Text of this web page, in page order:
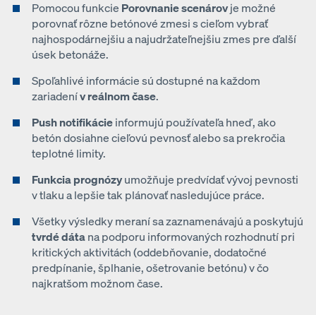
Pomocou funkcie Porovnanie scenárovje možné
porovnať rôzne betónové zmesi s cieľom vybrať
najhospodárnejšiu a najudržateľnejšiu zmes pre ďalší
úsek betonáže.
Spoľahlivé informácie sú dostupné na každom
zariadenív reálnom čase.
Push notifikácieinformujú používateľa hneď, ako
betón dosiahne cieľovú pevnosť alebo sa prekročia
teplotné limity.
Funkcia prognózyumožňuje predvídať vývoj pevnosti
v tlaku a lepšie tak plánovať nasledujúce práce.
Všetky výsledky meraní sa zaznamenávajú a poskytujú
tvrdé dátana podporu informovaných rozhodnutí pri
kritických aktivitách (oddebňovanie, dodatočné
predpínanie, šplhanie, ošetrovanie betónu) v čo
najkratšom možnom čase.